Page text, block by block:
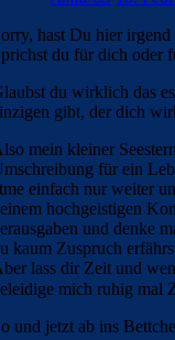
hast Du hier
du für dich oder
du wirklich das
gibt, der dich
mein kleiner
für ein
einfach nur weiter
hochgeistigen
und denke
kaum Zuspruch
lass dir Zeit und
mich ruhig mal
und jetzt ab ins